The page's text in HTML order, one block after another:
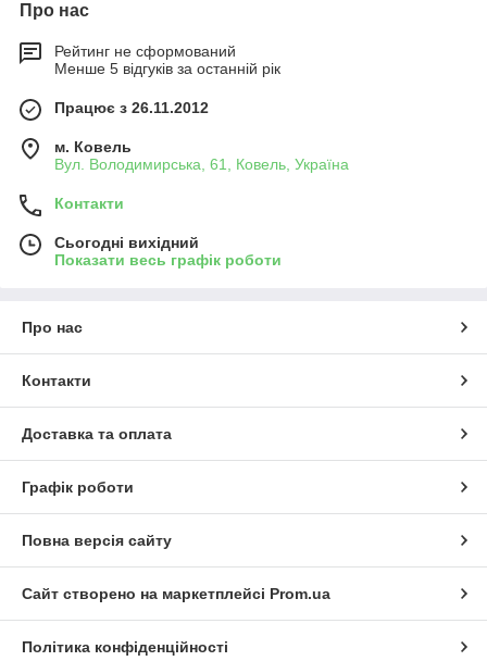
Про нас
Рейтинг не сформований
Менше 5 відгуків за останній рік
Працює з 26.11.2012
м. Ковель
Вул. Володимирська, 61, Ковель, Україна
Контакти
Сьогодні вихідний
Показати весь графік роботи
Про нас
Контакти
Доставка та оплата
Графік роботи
Повна версія сайту
Сайт створено на маркетплейсі Prom.ua
Політика конфіденційності